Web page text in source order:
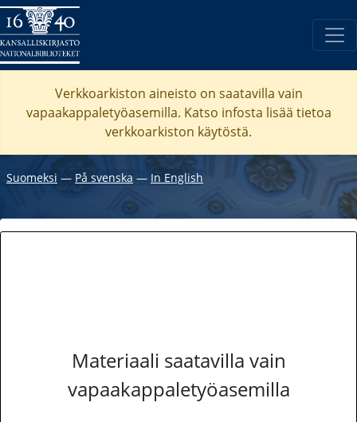
Verkkoarkiston aineisto on saatavilla vain
vapaakappaletyöasemilla. Katso infosta lisää tietoa
verkkoarkiston käytöstä.
Suomeksi ― På svenska ― In English
Materiaali saatavilla vain
vapaakappaletyöasemilla